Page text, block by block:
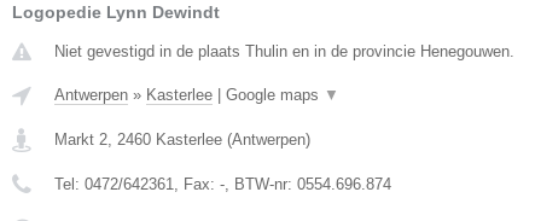
Logopedie Lynn Dewindt
Niet gevestigd in de plaats Thulin en in de provincie Henegouwen.
Antwerpen » Kasterlee Google maps ▼
Markt 2 2460 Kasterlee (Antwerpen)
Tel: 0472/642361 , Fax: - , BTW-nr: 0554.696.874